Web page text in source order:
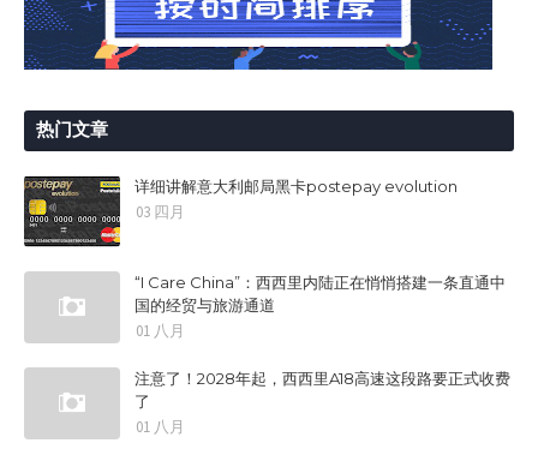
热门文章
详细讲解意大利邮局黑卡postepay evolution
03 四月
“I Care China”：西西里内陆正在悄悄搭建一条直通中
国的经贸与旅游通道
01 八月
注意了！2028年起，西西里A18高速这段路要正式收费
了
01 八月